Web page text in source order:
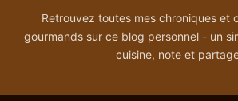
Retrouvez toutes mes chroniques et
gourmands sur ce blog personnel - un
cuisine, note et